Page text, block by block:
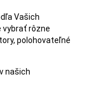
Vašich
vybrať rôzne
polohovateľné
našich